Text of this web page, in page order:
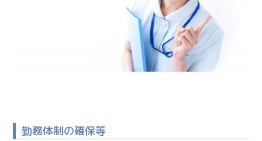
勤務体制の確保等